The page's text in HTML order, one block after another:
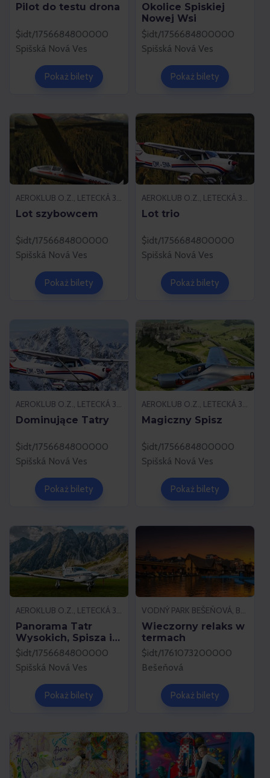
Pilot do testu drona
$idt/1756684800000
Spišská Nová Ves
Pokaż bilety
Okolice Spiskiej
Nowej Wsi
$idt/1756684800000
Spišská Nová Ves
Pokaż bilety
Lot szybowcem
$idt/1756684800000
Spišská Nová Ves
Pokaż bilety
Lot trio
$idt/1756684800000
Spišská Nová Ves
Pokaż bilety
AEROKLUB O.Z., LETECKÁ 37, 052 01 SPIŠSKÁ NOVÁ VES
Dominujące Tatry
$idt/1756684800000
Spišská Nová Ves
Pokaż bilety
AEROKLUB O.Z., LETECKÁ 37, 052 01 SPIŠSKÁ NOVÁ VES
Magiczny Spisz
$idt/1756684800000
Spišská Nová Ves
Pokaż bilety
AEROKLUB O.Z., LETECKÁ 37, 052 01 SPIŠSKÁ NOVÁ VES
Panorama Tatr
Wysokich, Spisza i
okolic
$idt/1756684800000
Spišská Nová Ves
Pokaż bilety
VODNÝ PARK BEŠEŇOVÁ, BEŠEŇOVÁ
Wieczorny relaks w
termach
$idt/1761073200000
Bešeňová
Pokaż bilety